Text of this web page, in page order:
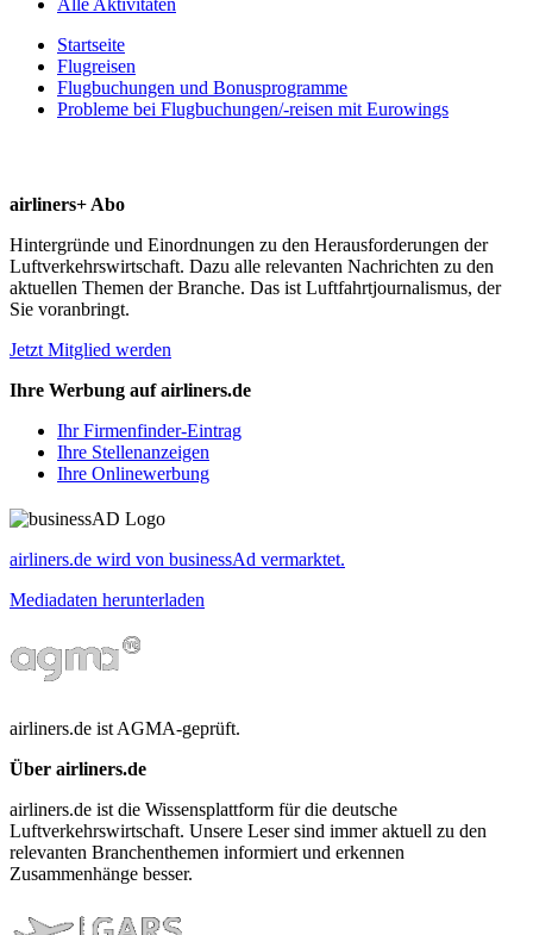
Startseite
Flugreisen
Flugbuchungen und Bonusprogramme
Probleme bei Flugbuchungen/-reisen mit Eurowings
airliners+ Abo
Hintergründe und Einordnungen zu den Herausforderungen der
Luftverkehrswirtschaft. Dazu alle relevanten Nachrichten zu den
aktuellen Themen der Branche. Das ist Luftfahrtjournalismus, der
Sie voranbringt.
Jetzt Mitglied werden
Ihre Werbung auf airliners.de
Ihr Firmenfinder-Eintrag
Ihre Stellenanzeigen
Ihre Onlinewerbung
airliners.de wird von businessAd vermarktet.
Mediadaten herunterladen
airliners.de ist AGMA-geprüft.
Über airliners.de
airliners.de ist die Wissensplattform für die deutsche
Luftverkehrswirtschaft. Unsere Leser sind immer aktuell zu den
relevanten Branchenthemen informiert und erkennen
Zusammenhänge besser.